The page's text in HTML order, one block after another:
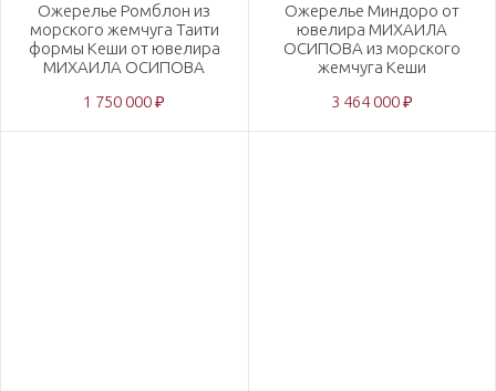
Ожерелье Ромблон из
морского жемчуга Таити
формы Кеши от ювелира
МИХАИЛА ОСИПОВА
1 750 000 ₽
Ожерелье Миндоро от
ювелира МИХАИЛА
ОСИПОВА из морского
жемчуга Кеши
3 464 000 ₽